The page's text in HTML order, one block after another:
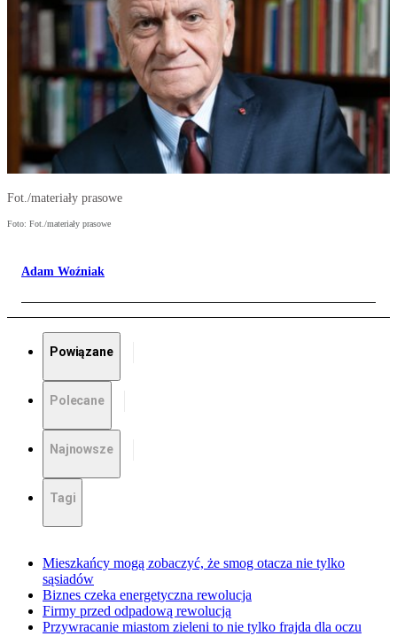
Fot./materiały prasowe
Foto: Fot./materiały prasowe
Adam Woźniak
Powiązane
Polecane
Najnowsze
Tagi
Mieszkańcy mogą zobaczyć, że smog otacza nie tylko
sąsiadów
Biznes czeka energetyczna rewolucja
Firmy przed odpadową rewolucją
Przywracanie miastom zieleni to nie tylko frajda dla oczu